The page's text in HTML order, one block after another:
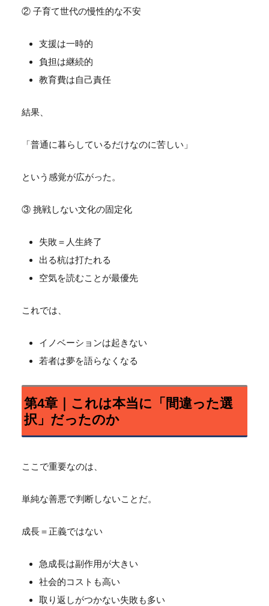
② 子育て世代の慢性的な不安
支援は一時的
負担は継続的
教育費は自己責任
結果、
「普通に暮らしているだけなのに苦しい」
という感覚が広がった。
③ 挑戦しない文化の固定化
失敗＝人生終了
出る杭は打たれる
空気を読むことが最優先
これでは、
イノベーションは起きない
若者は夢を語らなくなる
第4章｜これは本当に「間違った選
択」だったのか
ここで重要なのは、
単純な善悪で判断しないことだ。
成長＝正義ではない
急成長は副作用が大きい
社会的コストも高い
取り返しがつかない失敗も多い